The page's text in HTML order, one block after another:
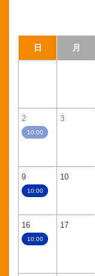
日 月
2
10:00
3
9
10:00
10
16
10:00
17